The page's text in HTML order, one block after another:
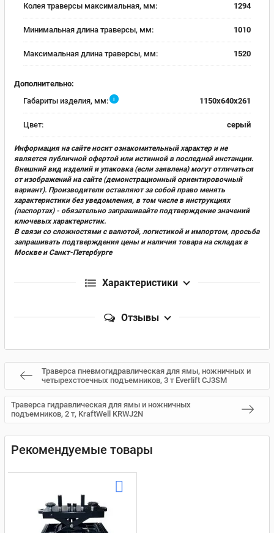
Колея траверсы максимальная, мм: 1294
Минимальная длина траверсы, мм: 1010
Максимальная длина траверсы, мм: 1520
Дополнительно:
Габариты изделия, мм:
i 1150х640х261
Цвет: серый
Информация на сайте носит ознакомительный характер и не
является публичной офертой или истинной в последней инстанции.
Внешний вид изделий и упаковка (если заявлена) могут отличаться
от изображений на сайте (демонстрационный ориентировочный
вариант). Производители оставляют за собой право менять
характеристики без уведомления, в том числе в инструкциях
(паспортах) - обязательно запрашивайте подтверждение значений
ключевых характеристик.
В связи со сложностями с валютой, логистикой и импортом, просьба
запрашивать подтверждения цены и наличия товара на складах в
Москве и Санкт-Петербурге
Характеристики
Отзывы
Траверса пневмогидравлическая для ямы, ножничных и
четырехстоечных подъемников, 3 т Everlift CJ3SM
Траверса гидравлическая для ямы и ножничных
подъемников, 2 т, KraftWell KRWJ2N
Рекомендуемые товары